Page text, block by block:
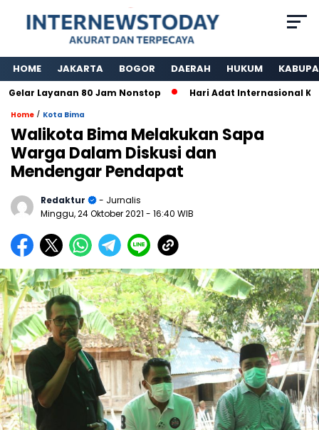
HOME JAKARTA BOGOR DAERAH HUKUM
Layanan 80 Jam Nonstop Hari Adat Internasional Ke 39
Home / Kota Bima
Walikota Bima Melakukan Sapa
Warga Dalam Diskusi dan
Mendengar Pendapat
Redaktur
- Jurnalis
Minggu, 24 Oktober 2021 - 16:40 WIB